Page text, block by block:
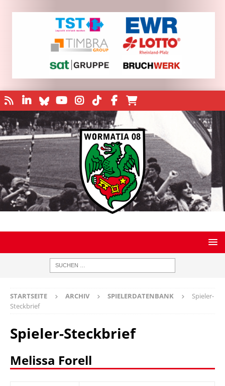
STARTSEITE ARCHIV SPIELERDATENBANK
Spieler-
Steckbrief
Spieler-Steckbrief
Melissa Forell